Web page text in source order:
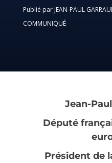
par JEAN-PAUL
COMMUNIQUÉ
Jean-
Député
Président de